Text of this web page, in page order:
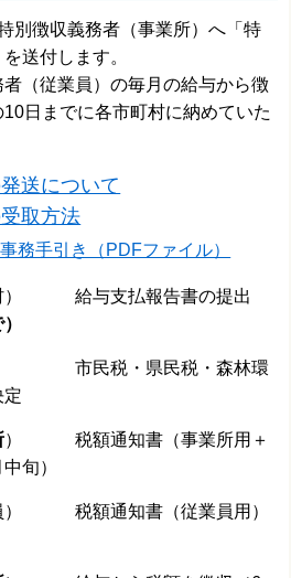
別徴収義務者（事業所）へ「特
送付します。
（従業員）の毎月の給与から徴
日までに各市町村に納めていた
送について
取方法
務手引き（PDFファイル）
給与支払報告書の提出
）市民税・県民税・森林環
定
） 税額通知書 （事業所用＋
旬）
税額通知書（従業員用）